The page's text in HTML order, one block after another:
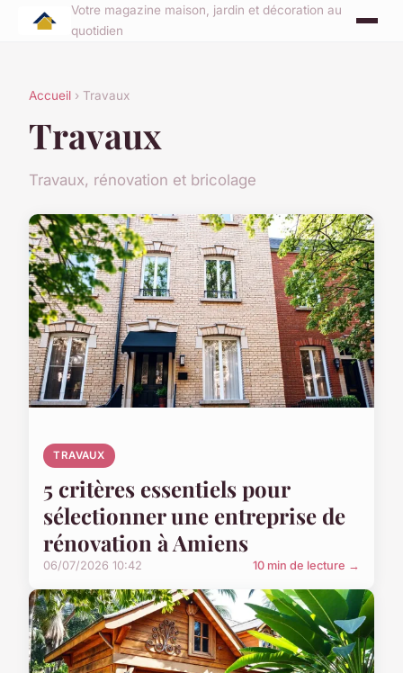
Votre magazine maison, jardin et décoration au
quotidien
Accueil › Travaux
Travaux
Travaux, rénovation et bricolage
TRAVAUX
5 critères essentiels pour
sélectionner une entreprise de
rénovation à Amiens
06/07/2026 10:42 10 min de lecture →